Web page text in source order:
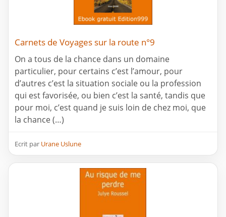
Carnets de Voyages sur la route n°9
On a tous de la chance dans un domaine
particulier, pour certains c’est l’amour, pour
d’autres c’est la situation sociale ou la profession
qui est favorisée, ou bien c’est la santé, tandis que
pour moi, c’est quand je suis loin de chez moi, que
la chance (…)
Ecrit par Urane Uslune